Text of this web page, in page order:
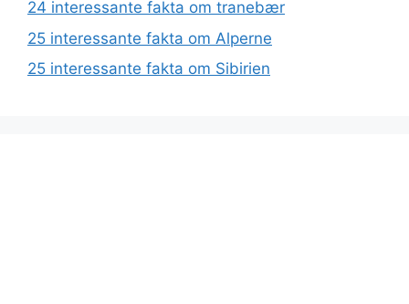
24 interessante fakta om tranebær
25 interessante fakta om Alperne
25 interessante fakta om Sibirien